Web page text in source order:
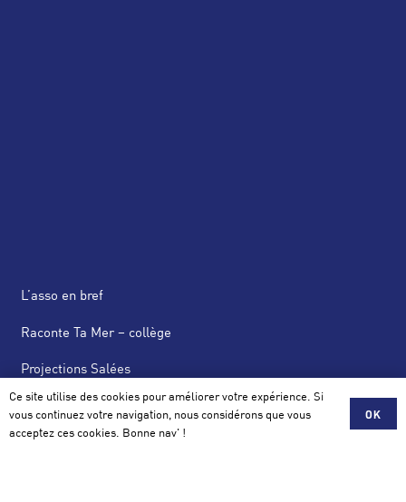
L’asso en bref
Raconte Ta Mer – collège
Projections Salées
News Salées
Actus
Ce site utilise des cookies pour améliorer votre expérience. Si
vous continuez votre navigation, nous considérons que vous
acceptez ces cookies. Bonne nav' !
OK